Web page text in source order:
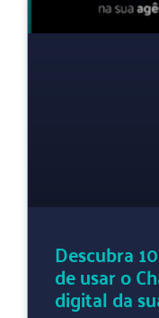
Descubra
de usar o
digital da